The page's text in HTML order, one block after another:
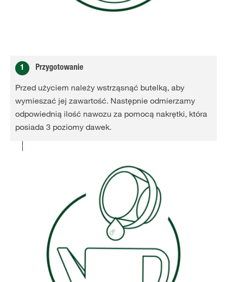
1 Przygotowanie
Przed użyciem należy wstrząsnąć butelką, aby
wymieszać jej zawartość. Następnie odmierzamy
odpowiednią ilość nawozu za pomocą nakrętki, która
posiada 3 poziomy dawek.